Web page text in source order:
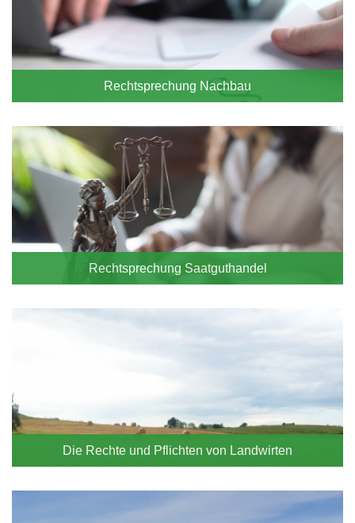
Rechtsprechung Nachbau
Rechtsprechung Saatguthandel
Die Rechte und Pflichten von Landwirten